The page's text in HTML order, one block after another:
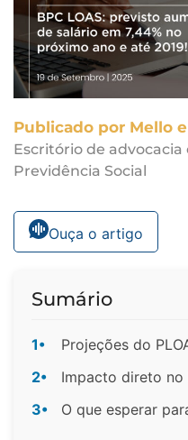
Publicado por Mello
Escritório de advocacia
Previdência Social
Ouça o artigo
Sumário
1•
Projeções do
2•
Impacto direto no
3•
O que esperar